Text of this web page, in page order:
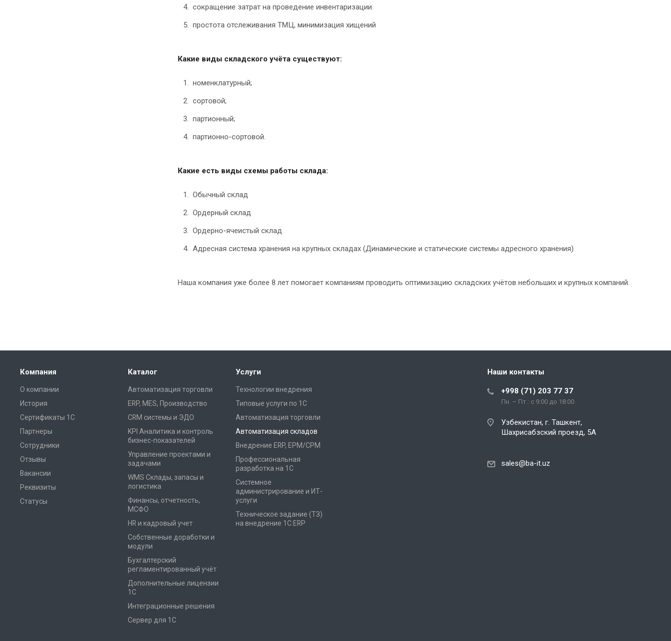
сокращение затрат на проведение инвентаризации.
простота отслеживания ТМЦ, минимизация хищений
Какие виды складского учёта существуют:
номенклатурный;
сортовой;
партионный;
партионно-сортовой.
Какие есть виды схемы работы склада:
Обычный склад
Ордерный склад
Ордерно-ячеистый склад
Адресная система хранения на крупных складах (Динамические и статические системы адресного хранения)
Наша компания уже более 8 лет помогает компаниям проводить оптимизацию складских учётов небольших и крупных компаний.
Компания
О компании
История
Сертификаты 1С
Партнеры
Сотрудники
Отзывы
Вакансии
Реквизиты
Статусы
Каталог
Автоматизация торговли
ERP, MES, Производство
CRM системы и ЭДО
KPI Аналитика и контроль
бизнес-показателей
Управление проектами и
задачами
WMS Склады, запасы и
логистика
Финансы, отчетность,
МСФО
HR и кадровый учет
Собственные доработки и
модули
Бухгалтерский
регламентированный учёт
Дополнительные лицензии
1С
Интеграционные решения
Сервер для 1С
Услуги
Технологии внедрения
Типовые услуги по 1С
Автоматизация торговли
Автоматизация складов
Внедрение ERP, EPM/CPM
Профессиональная
разработка на 1С
Системное
администрирование и ИТ-
услуги
Техническое задание (ТЗ)
на внедрение 1С:ERP
Наши контакты
+998 (71) 203 77 37
Пн. – Пт.: с 9:00 до 18:00
Узбекистан, г. Ташкент,
Шахрисабзский проезд, 5А
sales@ba-it.uz